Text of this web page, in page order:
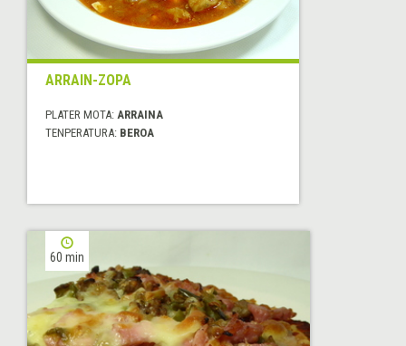
ARRAIN-ZOPA
PLATER MOTA: ARRAINA
TENPERATURA: BEROA
60 min